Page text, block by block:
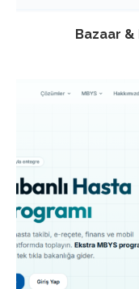
Bazaar